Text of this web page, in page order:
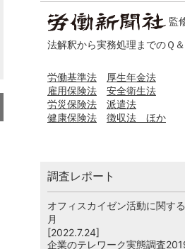
監
法解釈から実務処理までのＱ
労働基準法
厚生年金法
雇用保険法
安全衛生法
労災保険法
派遣法
健康保険法
徴収法 ほか
調査レポート
オフィスカイゼン活動に関す
月
[2022.7.24]
企業のテレワーク実態調査